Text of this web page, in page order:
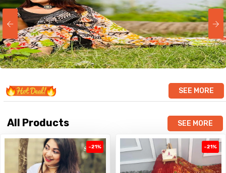
SEE MORE
All Products SEE MORE
-21% -21%